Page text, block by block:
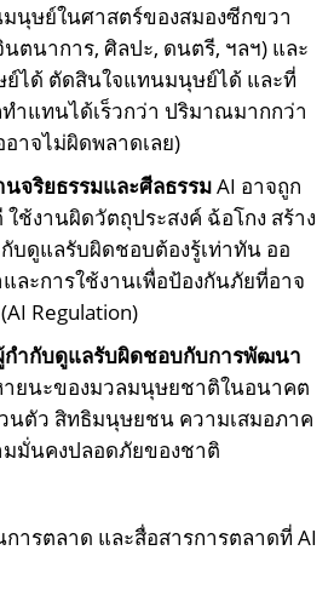
มนุษย์ในศาสตร์ของสมองซีกขวา
ตนาการ, ศิลปะ, ดนตรี, ฯลฯ) และ
ได้ ตัดสินใจแทนมนุษย์ได้ และที่
ำแทนได้เร็วกว่า ปริมาณมากกว่า
าจไม่ผิดพลาดเลย)
จริยธรรมและศีลธรรมAI อาจถูก
ช้งานผิดวัตถุประสงค์ ฉ้อโกง สร้าง
บดูแลรับผิดชอบต้องรู้เท่าทัน ออ
ะการใช้งานเพื่อป้องกันภัยที่อาจ
Regulation)
กำกับดูแลรับผิดชอบกับการพัฒนา
ายนะของมวลมนุษยชาติในอนาคต
นตัว สิทธิมนุษยชน ความเสมอภาค
มมั่นคงปลอดภัยของชาติ
ารตลาด และสื่อสารการตลาดที่ AI